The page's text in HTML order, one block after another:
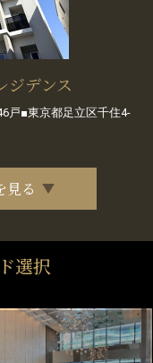
ジデンス
戸■東京都足立区千住4-
見る
選択